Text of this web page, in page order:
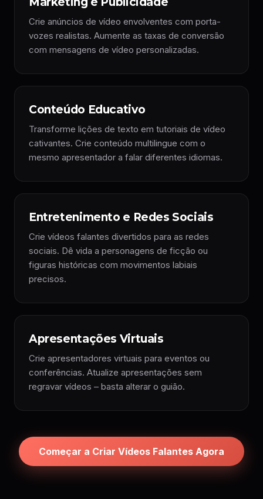
Crie anúncios de vídeo envolventes com porta-
vozes realistas. Aumente as taxas de conversão
com mensagens de vídeo personalizadas.
Conteúdo Educativo
Transforme lições de texto em tutoriais de vídeo
cativantes. Crie conteúdo multilingue com o
mesmo apresentador a falar diferentes idiomas.
Entretenimento e Redes Sociais
Crie vídeos falantes divertidos para as redes
sociais. Dê vida a personagens de ficção ou
figuras históricas com movimentos labiais
precisos.
Apresentações Virtuais
Crie apresentadores virtuais para eventos ou
conferências. Atualize apresentações sem
regravar vídeos – basta alterar o guião.
Começar a Criar Vídeos Falantes Agora